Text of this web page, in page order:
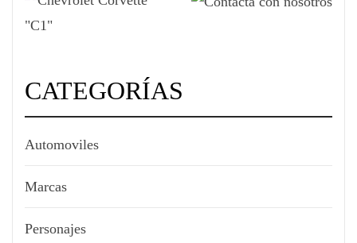
CATEGORÍAS
Automoviles
Marcas
Personajes